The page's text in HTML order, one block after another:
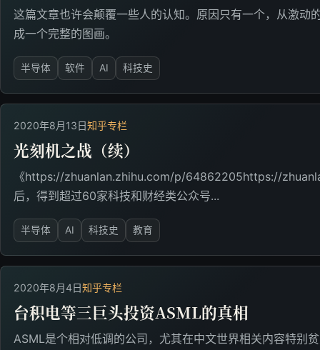
这篇文章也许会颠覆一些人的认知。原因只有一个，从激动
成一个完整的图画。
半导体 软件 AI 科技史
2020年8月13日知乎专栏
光刻机之战（续）
《https://zhuanlan.zhihu.com/p/64862205https://
后，得到超过60家科技和财经类公众号...
半导体 AI 科技史 教育
2020年8月4日知乎专栏
台积电等三巨头投资ASML的真相
ASML是个相对低调的公司，尤其在中文世界相关内容特别